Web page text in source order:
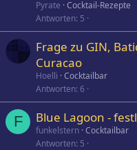
Pyrate Cocktail-Rezepte
Antworten 5
Frage zu GIN,
Curacao
Hoelli Cocktailbar
Antworten 6
F Blue Lagoon -
funkelstern Cocktailbar
Antworten 5